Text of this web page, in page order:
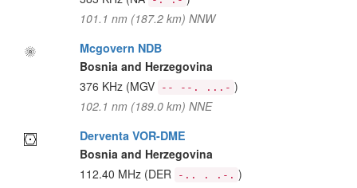
101.1 nm (187.2 km) NNW
Mcgovern NDB
Bosnia and Herzegovina
376 KHz (MGV -- --. ...- )
102.1 nm (189.0 km) NNE
Derventa VOR-DME
Bosnia and Herzegovina
112.40 MHz (DER -.. . .-. )